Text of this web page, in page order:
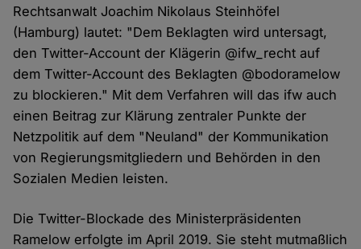
Rechtsanwalt Joachim Nikolaus Steinhöfel
(Hamburg) lautet: "Dem Beklagten wird untersagt,
den Twitter-Account der Klägerin @ifw_recht auf
dem Twitter-Account des Beklagten @bodoramelow
zu blockieren." Mit dem Verfahren will das ifw auch
einen Beitrag zur Klärung zentraler Punkte der
Netzpolitik auf dem "Neuland" der Kommunikation
von Regierungsmitgliedern und Behörden in den
Sozialen Medien leisten.
Die Twitter-Blockade des Ministerpräsidenten
Ramelow erfolgte im April 2019. Sie steht mutmaßlich